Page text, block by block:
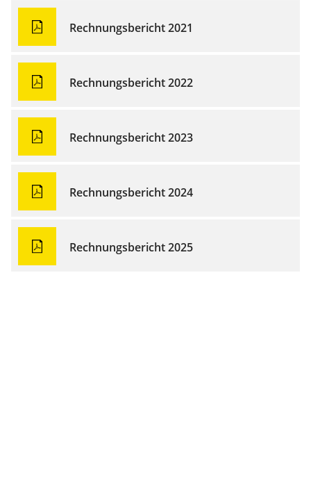
Rechnungsbericht 2021
Rechnungsbericht 2022
Rechnungsbericht 2023
Rechnungsbericht 2024
Rechnungsbericht 2025